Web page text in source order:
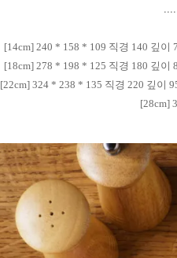
[14cm] 240 * 158 * 109 직경 140 깊이
[18cm] 278 * 198 * 125 직경 180 깊이
[22cm] 324 * 238 * 135 직경 220 깊이
[28cm]